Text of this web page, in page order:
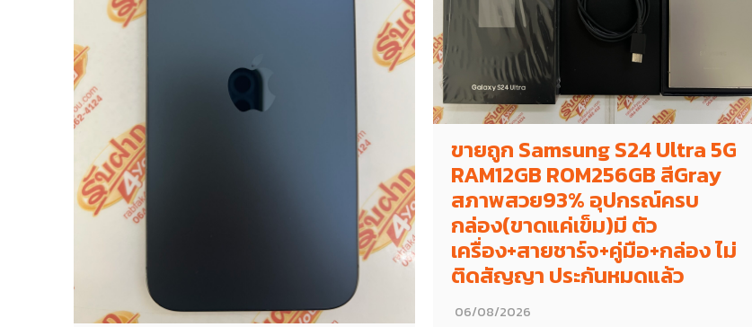
ขายถูก Samsung S24 Ultra 5G
RAM12GB ROM256GB สีGray
สภาพสวย93% อุปกรณ์ครบ
กล่อง(ขาดแค่เข็ม)มี ตัว
เครื่อง+สายชาร์จ+คู่มือ+กล่อง ไม่
ติดสัญญา ประกันหมดแล้ว
06/08/2026